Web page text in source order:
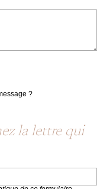
?
la lettre qui